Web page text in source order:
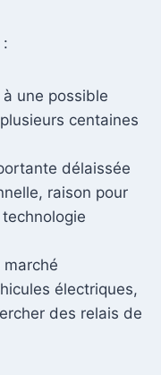
à une possible
centaines
délaissée
raison pour
électriques,
des relais de